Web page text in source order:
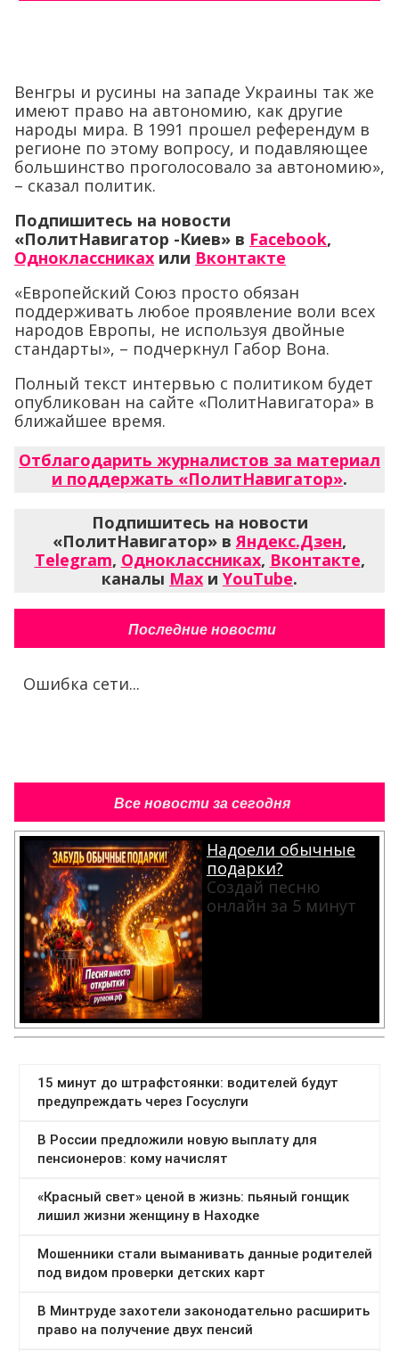
Венгры и русины на западе Украины так же
имеют право на автономию, как другие
народы мира. В 1991 прошел референдум в
регионе по этому вопросу, и подавляющее
большинство проголосовало за автономию»,
– сказал политик.
Подпишитесь на новости
«ПолитНавигатор -Киев» в Facebook,
Одноклассниках или Вконтакте
«Европейский Союз просто обязан
поддерживать любое проявление воли всех
народов Европы, не используя двойные
стандарты», – подчеркнул Габор Вона.
Полный текст интервью с политиком будет
опубликован на сайте «ПолитНавигатора» в
ближайшее время.
Отблагодарить журналистов за материал
и поддержать «ПолитНавигатор».
Подпишитесь на новости
«ПолитНавигатор» вЯндекс.Дзен,
Telegram, Одноклассниках, Вконтакте,
каналы Max и YouTube.
Последние новости
Ошибка сети...
Все новости за сегодня
Надоели обычные
подарки?
Создай песню
онлайн за 5 минут